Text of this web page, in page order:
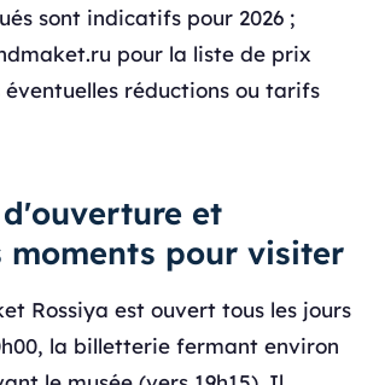
sont indicatifs pour 2026 ;
pour la liste de prix
réductions ou tarifs
et
moments pour visiter
Rossiya est ouvert tous les jours
la billetterie fermant environ